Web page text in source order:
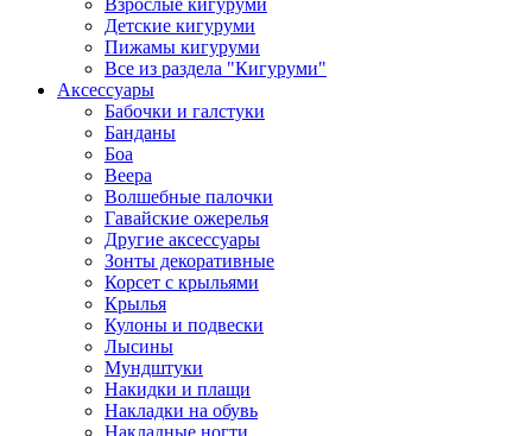
Взрослые кигуруми
Детские кигуруми
Пижамы кигуруми
Все из раздела "Кигуруми"
Аксессуары
Бабочки и галстуки
Банданы
Боа
Веера
Волшебные палочки
Гавайские ожерелья
Другие аксессуары
Зонты декоративные
Корсет с крыльями
Крылья
Кулоны и подвески
Лысины
Мундштуки
Накидки и плащи
Накладки на обувь
Накладные ногти